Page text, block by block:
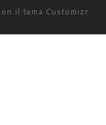
il tema Customizr